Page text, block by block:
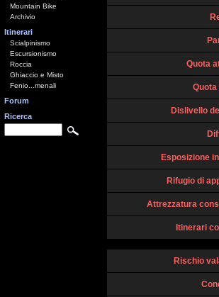
Mountain Bike
Archivio
Itinerari
Scialpinismo
Escursionismo
Roccia
Ghiaccio e Misto
Fenio...menali
Forum
Ricerca
Quota
Dislivello
Esposizione
Rifugio di
Attrezzatura
Itinerari
Rischio